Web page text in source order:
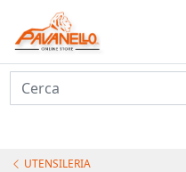
Cerca
UTENSILERIA